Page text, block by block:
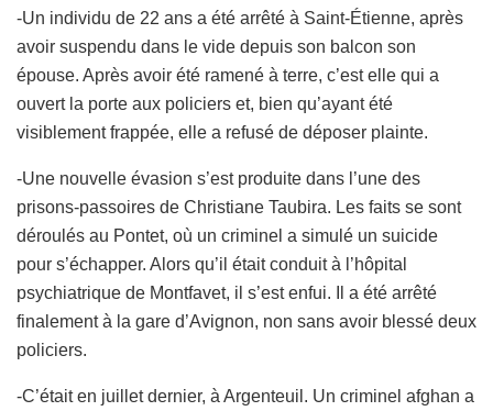
-Un individu de 22 ans a été arrêté à Saint-Étienne, après
avoir suspendu dans le vide depuis son balcon son
épouse. Après avoir été ramené à terre, c’est elle qui a
ouvert la porte aux policiers et, bien qu’ayant été
visiblement frappée, elle a refusé de déposer plainte.
-Une nouvelle évasion s’est produite dans l’une des
prisons-passoires de Christiane Taubira. Les faits se sont
déroulés au Pontet, où un criminel a simulé un suicide
pour s’échapper. Alors qu’il était conduit à l’hôpital
psychiatrique de Montfavet, il s’est enfui. Il a été arrêté
finalement à la gare d’Avignon, non sans avoir blessé deux
policiers.
-C’était en juillet dernier, à Argenteuil. Un criminel afghan a